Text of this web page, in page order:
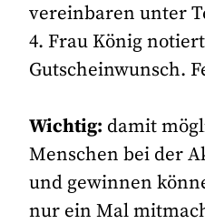
vereinbaren unter
4. Frau König
Gutscheinwunsch.
Wichtig: damit
Menschen bei der
und gewinnen
nur ein Mal